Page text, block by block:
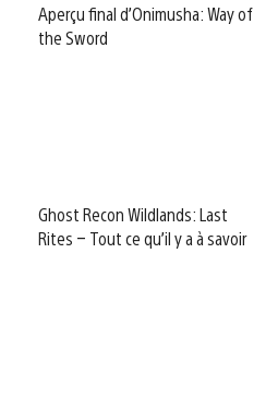
Aperçu final d’Onimusha: Way of
the Sword
Ghost Recon Wildlands: Last
Rites – Tout ce qu’il y a à savoir